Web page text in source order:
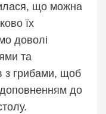
що можна
їх
доволі
та
з грибами, щоб
до